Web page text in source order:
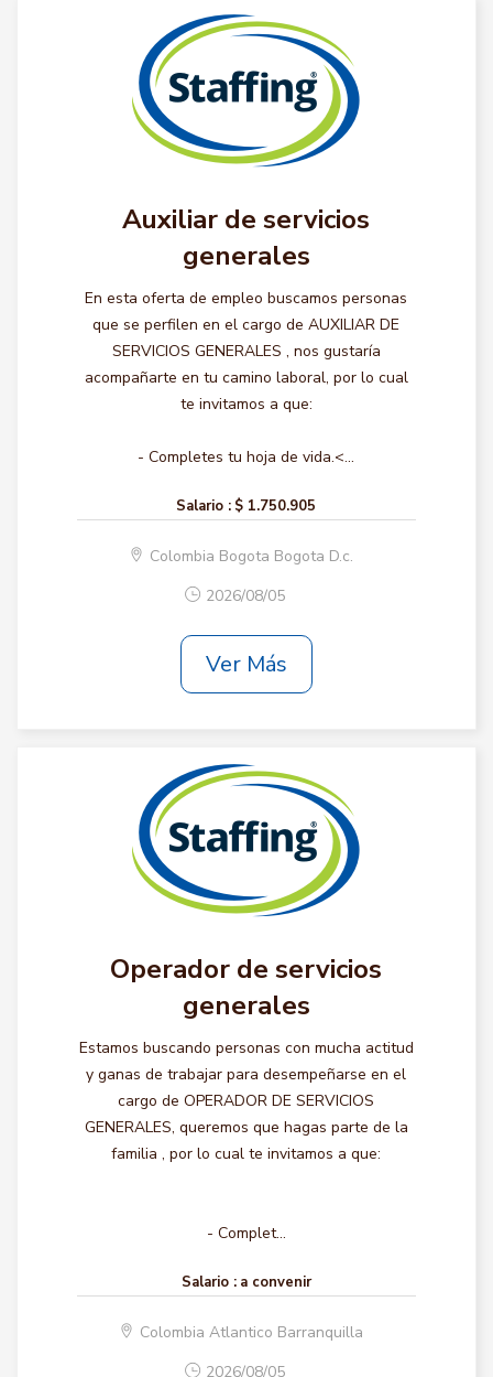
Auxiliar de servicios
generales
En esta oferta de empleo buscamos personas
que se perfilen en el cargo de AUXILIAR DE
SERVICIOS GENERALES , nos gustaría
acompañarte en tu camino laboral, por lo cual
te invitamos a que:
- Completes tu hoja de vida.<...
Salario : $ 1.750.905
Colombia Bogota Bogota D.c.
2026/08/05
Ver Más
Operador de servicios
generales
Estamos buscando personas con mucha actitud
y ganas de trabajar para desempeñarse en el
cargo de OPERADOR DE SERVICIOS
GENERALES, queremos que hagas parte de la
familia , por lo cual te invitamos a que:
- Complet...
Salario : a convenir
Colombia Atlantico Barranquilla
2026/08/05